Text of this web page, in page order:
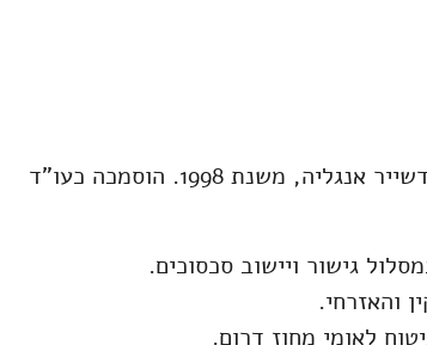
בעלת תואר ראשון במשפטים (LL.B), מאוניברסיטת סטרפורדשייר אנגליה, משנת 1998. הוסמכה כעו"ד
והאזרחי.